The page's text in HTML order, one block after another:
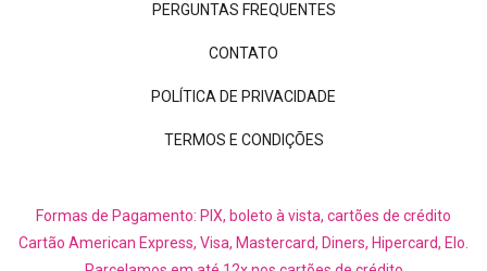
PERGUNTAS FREQUENTES
CONTATO
POLÍTICA DE PRIVACIDADE
TERMOS E CONDIÇÕES
Formas de Pagamento: PIX, boleto à vista, cartões de crédito
Cartão American Express, Visa, Mastercard, Diners, Hipercard, Elo.